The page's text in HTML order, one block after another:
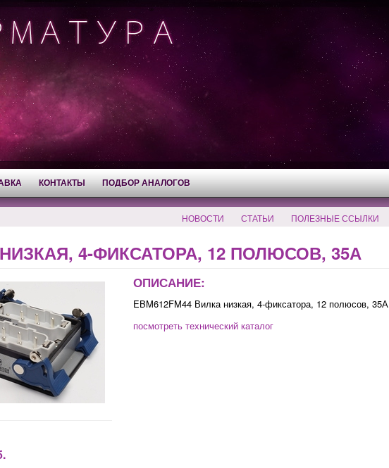
КОНТАКТЫ ПОДБОР АНАЛОГОВ
НОВОСТИ СТАТЬИ ПОЛЕЗНЫЕ ССЫЛКИ
4-ФИКСАТОРА, 12 ПОЛЮСОВ, 35А
ОПИСАНИЕ:
EBM612FM44 Вилка низкая, 4-фиксатора, 12 полюсов, 35А
посмотреть технический каталог